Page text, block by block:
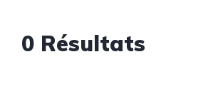
0 Résultats